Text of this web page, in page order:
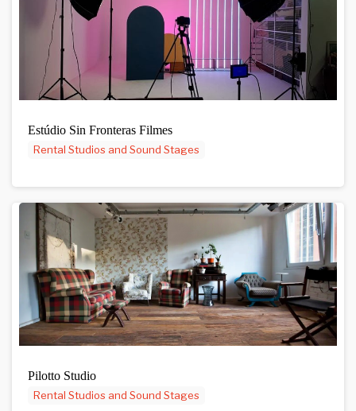
Estúdio Sin Fronteras Filmes
Rental Studios and Sound Stages
Pilotto Studio
Rental Studios and Sound Stages